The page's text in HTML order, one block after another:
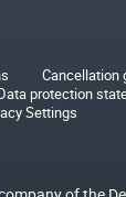
Cancellation
protection
Settings